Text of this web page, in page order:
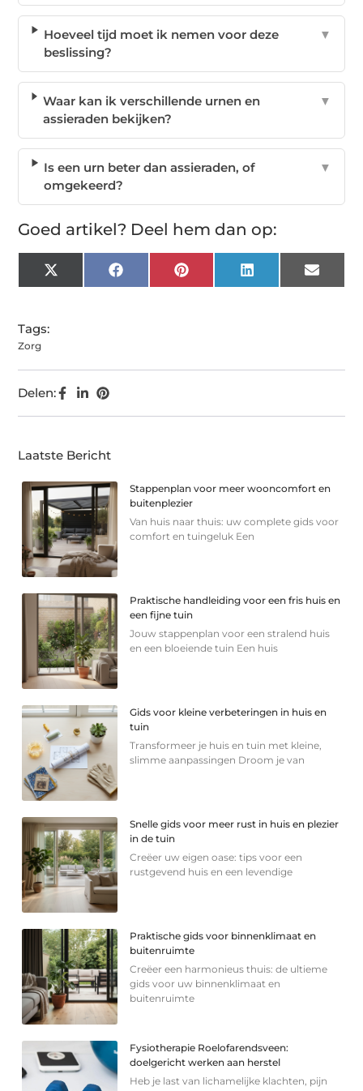
Hoeveel tijd moet ik nemen voor deze
beslissing?
▼
Waar kan ik verschillende urnen en
assieraden bekijken?
▼
Is een urn beter dan assieraden, of
omgekeerd?
▼
Goed artikel? Deel hem dan op:
X
(Twitter)
Facebook Pinterest LinkedIn Email
Tags:
Zorg
Delen:
Laatste Bericht
Stappenplan voor meer wooncomfort en
buitenplezier
Van huis naar thuis: uw complete gids voor
comfort en tuingeluk Een
Praktische handleiding voor een fris huis en
een fijne tuin
Jouw stappenplan voor een stralend huis
en een bloeiende tuin Een huis
Gids voor kleine verbeteringen in huis en
tuin
Transformeer je huis en tuin met kleine,
slimme aanpassingen Droom je van
Snelle gids voor meer rust in huis en plezier
in de tuin
Creëer uw eigen oase: tips voor een
rustgevend huis en een levendige
Praktische gids voor binnenklimaat en
buitenruimte
Creëer een harmonieus thuis: de ultieme
gids voor uw binnenklimaat en
buitenruimte
Fysiotherapie Roelofarendsveen:
doelgericht werken aan herstel
Heb je last van lichamelijke klachten, pijn